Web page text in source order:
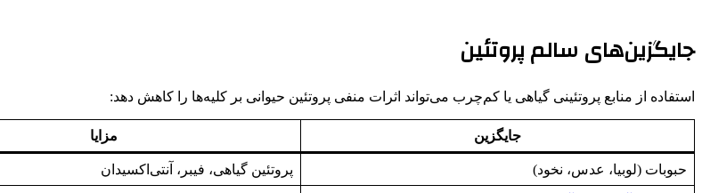
جایگزین‌های سالم پروتئین
استفاده از منابع پروتئینی گیاهی یا کم‌چرب می‌تواند اثرات منفی پروتئین حیوانی بر کلیه‌ها را کاهش دهد:
جایگزین مزایا
حبوبات (لوبیا، عدس، نخود) پروتئین گیاهی، فیبر، آنتی‌اکسیدان